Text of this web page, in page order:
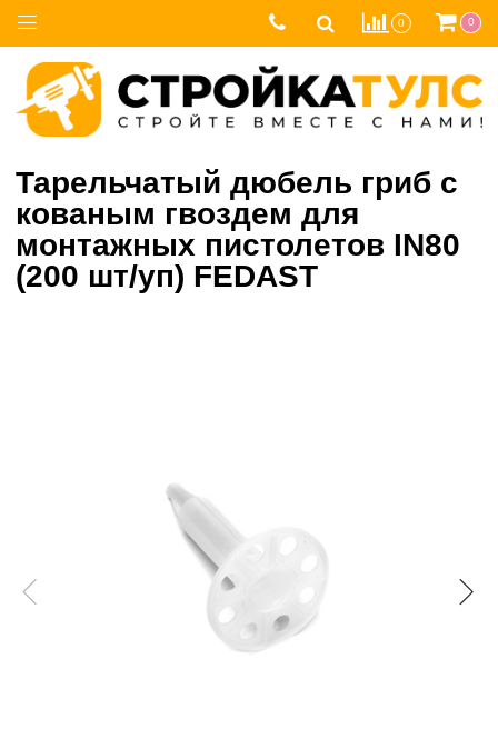
0 0
Тарельчатый дюбель гриб с
кованым гвоздем для
монтажных пистолетов IN80
(200 шт/уп) FEDAST